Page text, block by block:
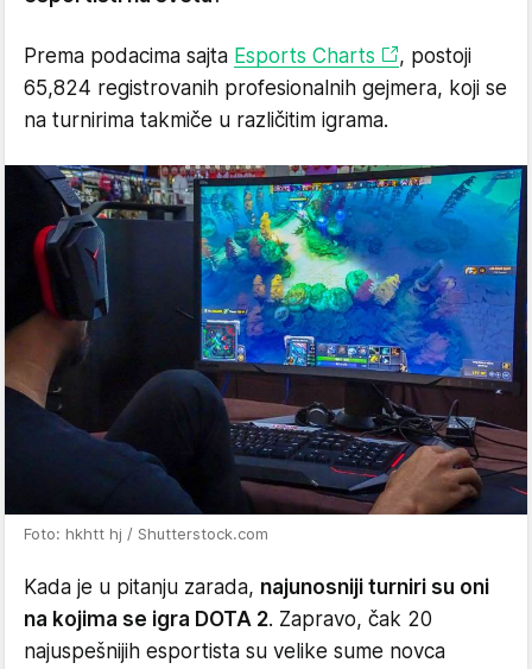
Prema podacima sajta Esports Charts
, postoji
65,824 registrovanih profesionalnih gejmera, koji se
na turnirima takmiče u različitim igrama.
Foto: hkhtt hj / Shutterstock.com
Kada je u pitanju zarada, najunosniji turniri su oni
na kojima se igra DOTA 2. Zapravo, čak 20
najuspešnijih esportista su velike sume novca